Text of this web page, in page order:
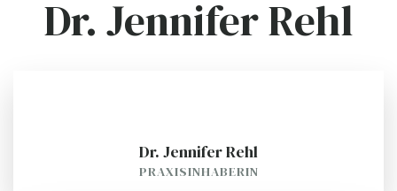
Dr. Jennifer Rehl
Dr. Jennifer Rehl
PRAXISINHABERIN